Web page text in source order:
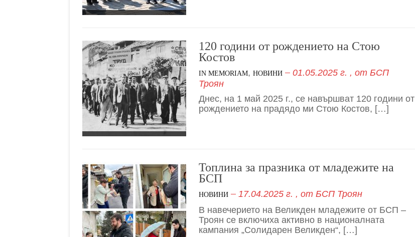
120 години от рождението на Стою
Костов
IN MEMORIAM, НОВИНИ 01.05.2025 г. , от БСП
Троян
Днес, на 1 май 2025 г., се навършват 120 години от
рождението на прадядо ми Стою Костов, […]
Топлина за празника от младежите на
БСП
НОВИНИ 17.04.2025 г. , от БСП Троян
В навечерието на Великден младежите от БСП –
Троян се включиха активно в националната
кампания „Солидарен Великден“, […]